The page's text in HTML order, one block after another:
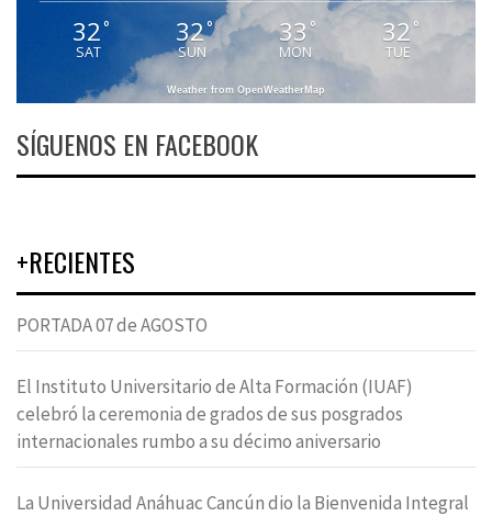
32°
SAT
32°
SUN
33 °
MON
32 °
TUE
Weather from OpenWeatherMap
SÍGUENOS EN FACEBOOK
+RECIENTES
PORTADA 07 de AGOSTO
El Instituto Universitario de Alta Formación (IUAF)
celebró la ceremonia de grados de sus posgrados
internacionales rumbo a su décimo aniversario
La Universidad Anáhuac Cancún dio la Bienvenida Integral